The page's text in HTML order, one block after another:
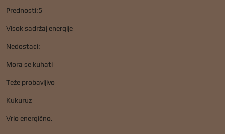
Prednosti:5
Visok sadržaj energije
Nedostaci:
Mora se kuhati
Teže probavljivo
Kukuruz
Vrlo energično.